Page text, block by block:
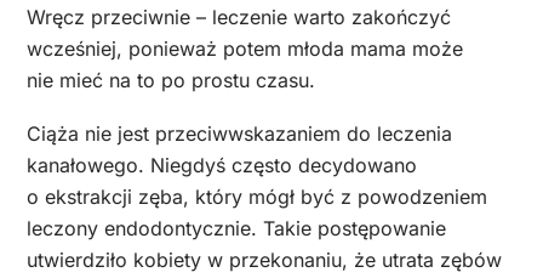
Wręcz przeciwnie – leczenie warto zakończyć
wcześniej, ponieważ potem młoda mama może
nie mieć na to po prostu czasu.
Ciąża nie jest przeciwwskazaniem do leczenia
kanałowego. Niegdyś często decydowano
o ekstrakcji zęba, który mógł być z powodzeniem
leczony endodontycznie. Takie postępowanie
utwierdziło kobiety w przekonaniu, że utrata zębów